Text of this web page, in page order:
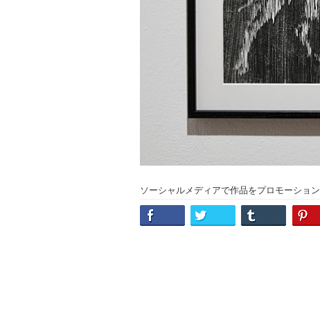
ソーシャルメディアで作品をプロモーション